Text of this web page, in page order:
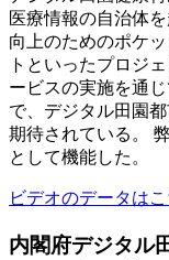
医療情報の自治体
向上のためのポケ
トといったプロジ
ービスの実施を通
で、デジタル田園
期待されている。
として機能した。
ビデオのデータは
内閣府デジタル